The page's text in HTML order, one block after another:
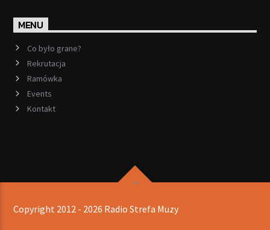
MENU
Co było grane?
Rekrutacja
Ramówka
Events
Kontakt
Copyright 2012 - 2026 Radio Strefa Muzy